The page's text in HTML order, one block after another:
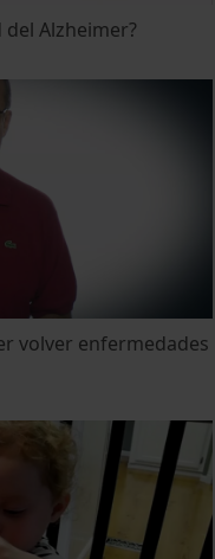
Alzheimer?
volver enfermedades